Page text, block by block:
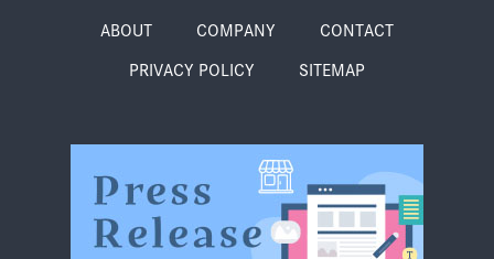
グルメ・まち イベント
ABOUT COMPANY CONTACT
PRIVACY POLICY SITEMAP